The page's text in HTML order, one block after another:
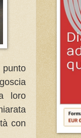
loro
con